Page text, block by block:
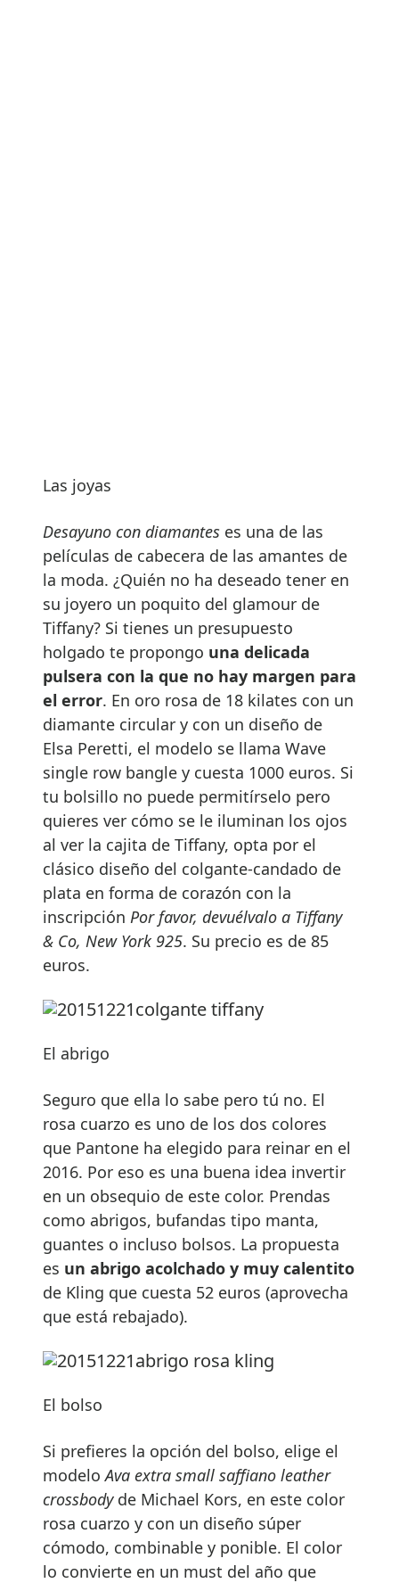
Las joyas
Desayuno con diamantes es una de las
películas de cabecera de las amantes de
la moda. ¿Quién no ha deseado tener en
su joyero un poquito del glamour de
Tiffany? Si tienes un presupuesto
holgado te propongo una delicada
pulsera con la que no hay margen para
el error. En oro rosa de 18 kilates con un
diamante circular y con un diseño de
Elsa Peretti, el modelo se llama Wave
single row bangle y cuesta 1000 euros. Si
tu bolsillo no puede permitírselo pero
quieres ver cómo se le iluminan los ojos
al ver la cajita de Tiffany, opta por el
clásico diseño del colgante-candado de
plata en forma de corazón con la
inscripción Por favor, devuélvalo a Tiffany
& Co, New York 925. Su precio es de 85
euros.
El abrigo
Seguro que ella lo sabe pero tú no. El
rosa cuarzo es uno de los dos colores
que Pantone ha elegido para reinar en el
2016. Por eso es una buena idea invertir
en un obsequio de este color. Prendas
como abrigos, bufandas tipo manta,
guantes o incluso bolsos. La propuesta
es un abrigo acolchado y muy calentito
de Kling que cuesta 52 euros (aprovecha
que está rebajado).
El bolso
Si prefieres la opción del bolso, elige el
modeloAva extra small saffiano leather
crossbodyde Michael Kors, en este color
rosa cuarzo y con un diseño súper
cómodo, combinable y ponible. El color
lo convierte en un must del año que